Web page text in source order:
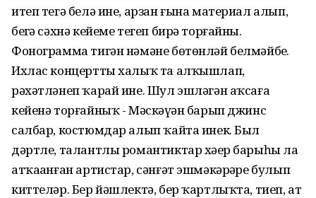
итеп тегә белә ине, арзан ғына материал алып,
беҙгә сәхнә кейеме тегеп бирә торғайны.
Фонограмма тигән нәмәне бөтөнләй белмәйбеҙ.
Ихлас концертты халыҡ та алҡышлап,
рәхәтләнеп ҡарай ине. Шул эшләгән аҡсаға
кейенә торғайныҡ - Мәскәүҙән барып джинс
салбар, костюмдар алып ҡайта инек. Был
дәртле, талантлы романтиктар хәҙер барыһы ла
атҡаҙанған артистар, сәнғәт эшмәкәрҙәре булып
киттеләр. Бер йәшлектә, бер ҡартлыҡта, тиеп, ат